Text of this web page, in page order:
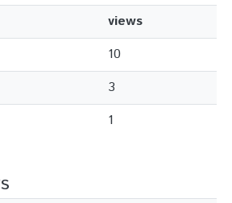
views
10
3
1